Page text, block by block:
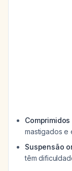
mastigados e
Suspensão
têm